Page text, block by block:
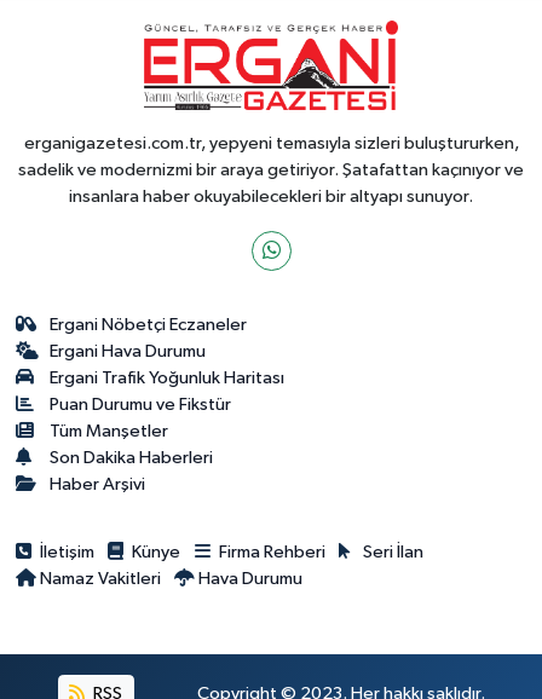
erganigazetesi.com.tr, yepyeni temasıyla sizleri buluştururken,
sadelik ve modernizmi bir araya getiriyor. Şatafattan kaçınıyor ve
insanlara haber okuyabilecekleri bir altyapı sunuyor.
Ergani Nöbetçi Eczaneler
Ergani Hava Durumu
Ergani Trafik Yoğunluk Haritası
Puan Durumu ve Fikstür
Tüm Manşetler
Son Dakika Haberleri
Haber Arşivi
İletişim Künye Firma Rehberi
Seri İlan
Namaz Vakitleri
Hava Durumu
RSS Copyright © 2023. Her hakkı saklıdır.